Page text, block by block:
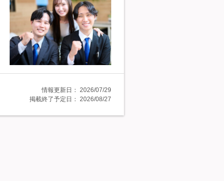
情報更新日： 2026/07/29
掲載終了予定日： 2026/08/27